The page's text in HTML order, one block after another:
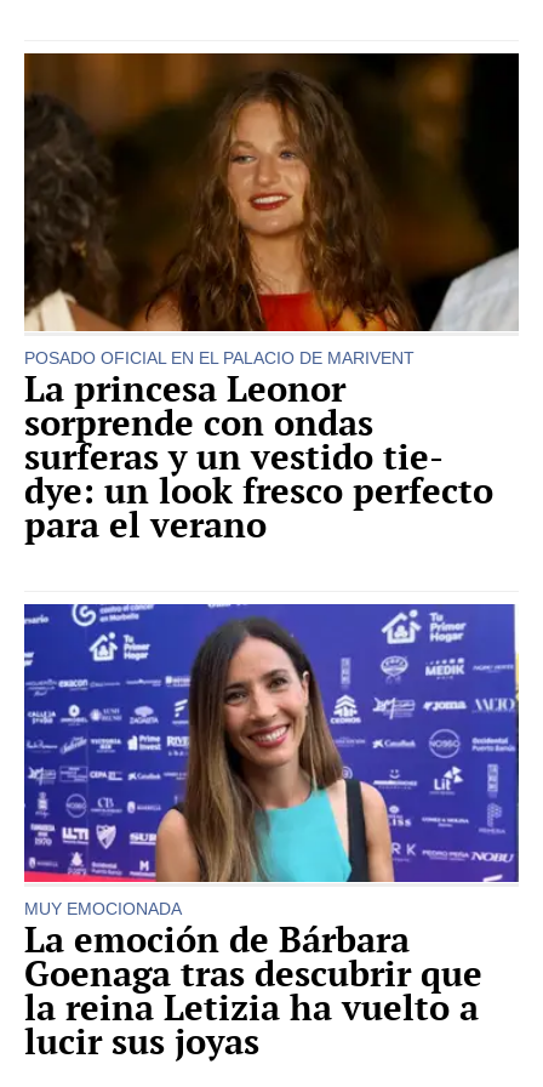
POSADO OFICIAL EN EL PALACIO DE MARIVENT
La princesa Leonor
sorprende con ondas
surferas y un vestido tie-
dye: un look fresco perfecto
para el verano
MUY EMOCIONADA
La emoción de Bárbara
Goenaga tras descubrir que
la reina Letizia ha vuelto a
lucir sus joyas